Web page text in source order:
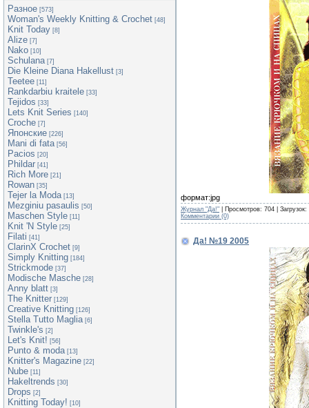
Разное [573]
Woman's Weekly Knitting & Crochet [48]
Knit Today [8]
Alize [7]
Nako [10]
Schulana [7]
Die Kleine Diana Hakellust [3]
Teetee [11]
Rankdarbiu kraitele [33]
Tejidos [33]
Lets Knit Series [140]
Croche [7]
Японские [226]
Mani di fata [56]
Pacios [20]
Phildar [41]
Rich More [21]
Rowan [35]
Tejer la Moda [13]
Mezginiu pasaulis [50]
Maschen Style [11]
Knit 'N Style [25]
Filati [41]
ClarinX Crochet [9]
Simply Knitting [184]
Strickmode [37]
Modische Masche [28]
Anny blatt [3]
The Knitter [129]
Creative Knitting [126]
Stella Tutto Maglia [6]
Twinkle's [2]
Let's Knit! [56]
Punto & moda [13]
Knitter's Magazine [22]
Nube [11]
Hakeltrends [30]
Drops [2]
Knitting Today! [10]
формат:jpg
Журнал "Да!" | Просмотров: 704 |
Комментарии (0)
Да! №19 2005